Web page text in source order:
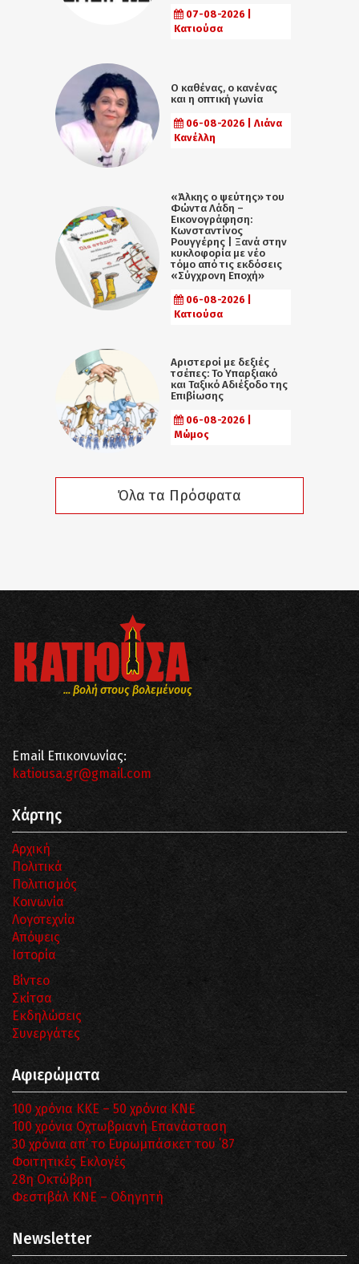
07-08-2026 |
Κατιούσα
Ο καθένας, ο κανένας
και η οπτική γωνία
06-08-2026 | Λιάνα
Κανέλλη
«Άλκης ο ψεύτης» του
Φώντα Λάδη –
Εικονογράφηση:
Κωνσταντίνος
Ρουγγέρης | Ξανά στην
κυκλοφορία με νέο
τόμο από τις εκδόσεις
«Σύγχρονη Εποχή»
06-08-2026 |
Κατιούσα
Αριστεροί με δεξιές
τσέπες: Το Υπαρξιακό
και Ταξικό Αδιέξοδο της
Επιβίωσης
06-08-2026 |
Μώμος
Όλα τα Πρόσφατα
... βολή στους βολεμένους
Email Επικοινωνίας:
katiousa.gr@gmail.com
Χάρτης
Αρχική
Πολιτικά
Πολιτισμός
Κοινωνία
Λογοτεχνία
Απόψεις
Ιστορία
Βίντεο
Σκίτσα
Εκδηλώσεις
Συνεργάτες
Αφιερώματα
100 χρόνια ΚΚΕ – 50 χρόνια ΚΝΕ
100 χρόνια Οχτωβριανή Επανάσταση
30 χρόνια απ’ το Ευρωμπάσκετ του ΄87
Φοιτητικές Εκλογές
28η Οκτώβρη
Φεστιβάλ ΚΝΕ – Οδηγητή
Newsletter